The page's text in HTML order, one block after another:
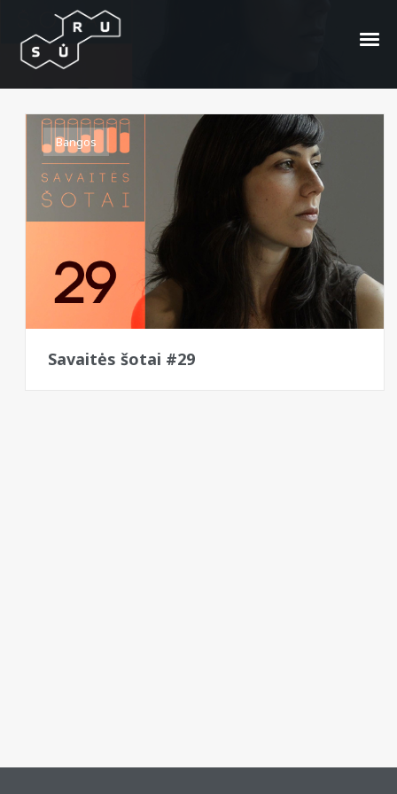
Tribe Society
Bangos
Savaitės šotai #29